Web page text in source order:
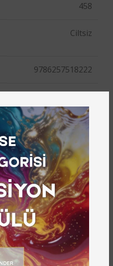
458
Ciltsiz
9786257518222
Gazikültür